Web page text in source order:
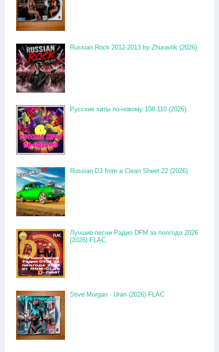
Russian Rock 2012-2013 by Zhuravlik (2026)
Русские хиты по-новому 108-110 (2026)
Russian DJ from a Clean Sheet 22 (2026)
Лучшие песни Радио DFM за полгода 2026
(2026) FLAC
Stive Morgan - Uran (2026) FLAC